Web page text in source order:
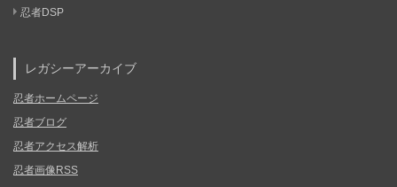
忍者DSP
レガシーアーカイブ
忍者ホームページ
忍者ブログ
忍者アクセス解析
忍者画像RSS